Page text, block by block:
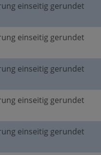
einseitig gerundet
einseitig gerundet
einseitig gerundet
einseitig gerundet
einseitig gerundet